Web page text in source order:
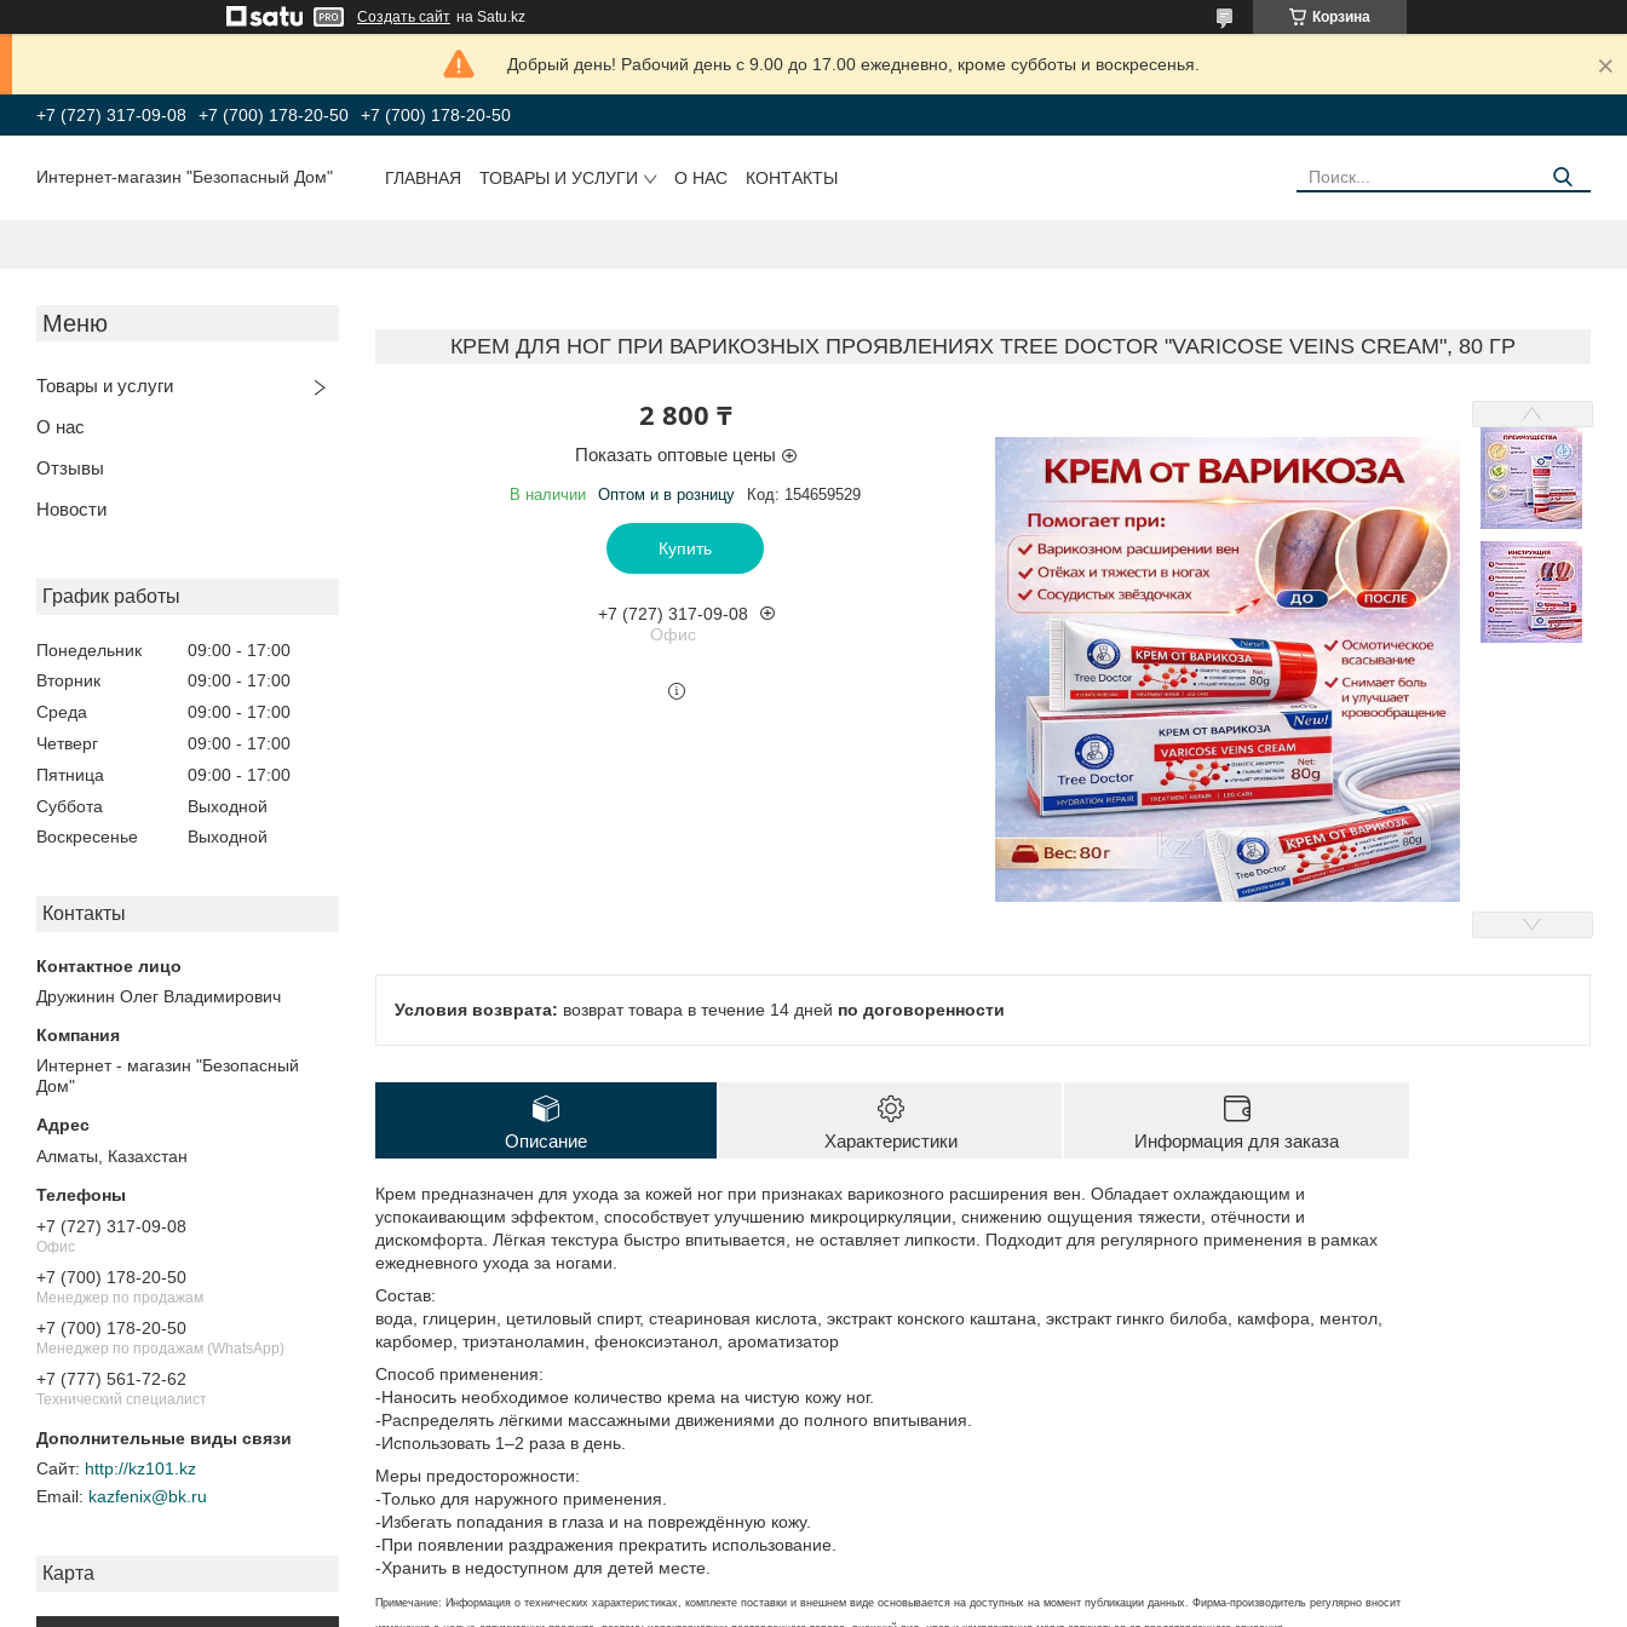
Создать сайт на Satu.kz Корзина
Добрый день! Рабочий день с 9.00 до 17.00 ежедневно, кроме субботы и воскресенья.
+7 (727) 317-09-08 +7 (700) 178-20-50 +7 (700) 178-20-50
Интернет-магазин "Безопасный Дом" ГЛАВНАЯ ТОВАРЫ И УСЛУГИ О НАС КОНТАКТЫ
Товары и услуги
О нас
Отзывы
Новости
График работы
Понедельник 09:00
17:00
Вторник
09:00
17:00
Среда
09:00
17:00
Четверг
09:00
17:00
Пятница
09:00
17:00
Суббота
Выходной
Воскресенье
Выходной
Контакты
Дружинин Олег Владимирович
Интернет - магазин "Безопасный
Дом"
Алматы, Казахстан
+7 (727) 317-09-08
Офис
+7 (700) 178-20-50
Менеджер по продажам
+7 (700) 178-20-50
Менеджер по продажам (WhatsApp)
+7 (777) 561-72-62
Технический специалист
http://kz101.kz
kazfenix@bk.ru
Карта
КРЕМ ДЛЯ НОГ ПРИ ВАРИКОЗНЫХ ПРОЯВЛЕНИЯХ TREE DOCTOR "VARICOSE VEINS CREAM", 80 ГР
2 800 ₸
Показать оптовые цены
В наличии Оптом и в розницу Код: 154659529
Купить
+7 (727) 317-09-08
Офис
возврат товара в течение 14 дней по договоренности
Описание Характеристики Информация для заказа
Крем предназначен для ухода за кожей ног при признаках варикозного расширения вен. Обладает охлаждающим и
успокаивающим эффектом, способствует улучшению микроциркуляции, снижению ощущения тяжести, отёчности и
дискомфорта. Лёгкая текстура быстро впитывается, не оставляет липкости. Подходит для регулярного применения в рамках
ежедневного ухода за ногами.
Состав:
вода, глицерин, цетиловый спирт, стеариновая кислота, экстракт конского каштана, экстракт гинкго билоба, камфора, ментол,
карбомер, триэтаноламин, феноксиэтанол, ароматизатор
Способ применения:
-Наносить необходимое количество крема на чистую кожу ног.
-Распределять лёгкими массажными движениями до полного впитывания.
-Использовать 1–2 раза в день.
Меры предосторожности:
-Только для наружного применения.
-Избегать попадания в глаза и на повреждённую кожу.
-При появлении раздражения прекратить использование.
-Хранить в недоступном для детей месте.
Примечание: Информация о технических характеристиках, комплекте поставки и внешнем виде основывается на доступных на момент публикации данных. Фирма-производитель регулярно вносит